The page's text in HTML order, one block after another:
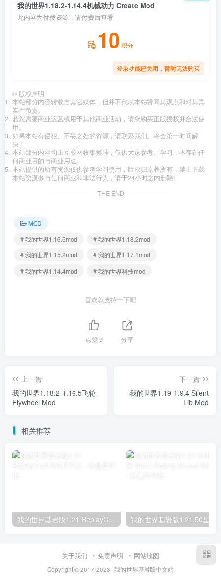
我的世界1.18.2-1.14.4机械动力 Create Mod
此内容为付费资源，请付费后查看
10 积分
登录功能已关闭，暂时无法购买
© 版权声明
本站部分内容转载自其它媒体，但并不代表本站赞同其观点和对其真
实性负责。
若您需要商业运营或用于其他商业活动，请您购买正版授权并合法使
用。
如果本站有侵犯、不妥之处的资源，请联系我们。将会第一时间解
决！
本站部分内容均由互联网收集整理，仅供大家参考、学习，不存在任
何商业目的与商业用途。
本站提供的所有资源仅供参考学习使用，版权归原著所有，禁止下载
本站资源参与任何商业和非法行为，请于24小时之内删除!
THE END
MOD
# 我的世界1.16.5mod
# 我的世界1.18.2mod
# 我的世界1.15.2mod
# 我的世界1.17.1mod
# 我的世界1.14.4mod
# 我的世界科技mod
喜欢就支持一下吧
点赞9 分享
上一篇
我的世界1.18.2-1.16.5飞轮
Flywheel Mod
下一篇
我的世界1.19-1.9.4 Silent
Lib Mod
相关推荐
关于我们 免责声明 网站地图
Copyright © 2017-2023 · 我的世界基岩版中文站